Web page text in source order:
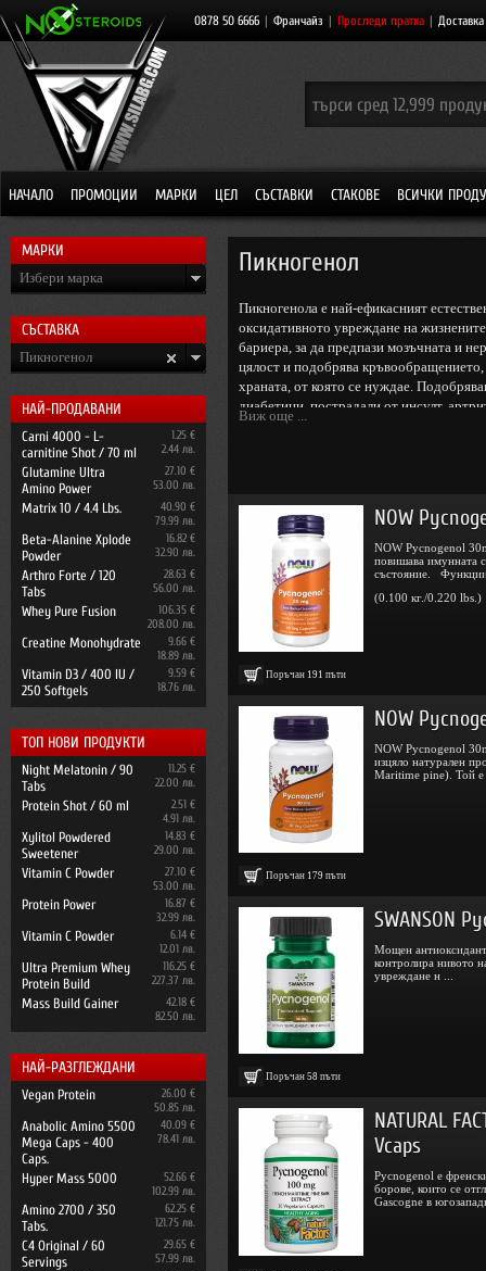
0878 50 6666 | Франчайз | Проследи пратка | Доставка
НАЧАЛО ПРОМОЦИИ МАРКИ ЦЕЛ СЪСТАВКИ СТАКОВЕ ВСИЧКИ
МАРКИ
Избери марка
СЪСТАВКА
Пикногенол
НАЙ-ПРОДАВАНИ
Carni 4000 - L-
carnitine Shot / 70 ml
1.25 €
2.44 лв.
Glutamine Ultra
Amino Power
27.10 €
53.00 лв.
Matrix 10 / 4.4 Lbs.
40.90 €
79.99 лв.
Beta-Alanine Xplode
Powder
16.82 €
32.90 лв.
Arthro Forte / 120
Tabs
28.63 €
56.00 лв.
Whey Pure Fusion
106.35 €
208.00 лв.
Creatine Monohydrate
9.66 €
18.89 лв.
Vitamin D3 / 400 IU /
250 Softgels
9.59 €
18.76 лв.
ТОП НОВИ ПРОДУКТИ
Night Melatonin / 90
Tabs
11.25 €
22.00 лв.
Protein Shot / 60 ml
2.51 €
4.91 лв.
Xylitol Powdered
Sweetener
14.83 €
29.00 лв.
Vitamin C Powder
27.10 €
53.00 лв.
Protein Power
16.87 €
32.99 лв.
Vitamin C Powder
6.14 €
12.01 лв.
Ultra Premium Whey
Protein Build
116.25 €
227.37 лв.
Mass Build Gainer
42.18 €
82.50 лв.
НАЙ-РАЗГЛЕЖДАНИ
Vegan Protein
26.00 €
50.85 лв.
Anabolic Amino 5500
Mega Caps - 400
Caps.
40.09 €
78.41 лв.
Hyper Mass 5000
52.66 €
102.99 лв.
Amino 2700 / 350
Tabs.
62.25 €
121.75 лв.
C4 Original / 60
Servings
29.65 €
57.99 лв.
Пикногенол
Пикногенола е най-ефикасният
оксидативното увреждане на
бариера, за да предпази мозъчната и
цялост и подобрява кръвообращението,
храната, от която се нуждае.
диабетици, пострадали от инсулт,
подути, оточни крака.
Виж още ...
Поръчан 191 пъти
NOW
NOW Pycnogenol
повишава имунната
състояние.
(0.100 кг./0.220 lbs.)
Поръчан 179 пъти
NOW
NOW Pycnogenol
изцяло натурален
Maritime pine). Той е
Поръчан 58 пъти
SWANSON
Мощен
контролира нивото
увреждане н ...
NATURAL
Vcaps
Pycnogenol е
борове, които се
Gascogne в